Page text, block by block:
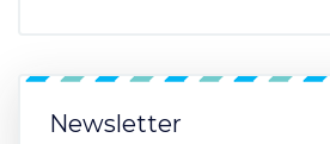
Newsletter